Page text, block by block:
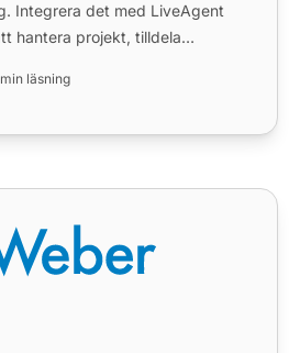
Integrera det med LiveAgent
hantera projekt, tilldela
läsning